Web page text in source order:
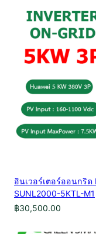
อินเวอร์เตอร์ออนกริด
SUNL2000-5KTL-M1
฿30,500.00